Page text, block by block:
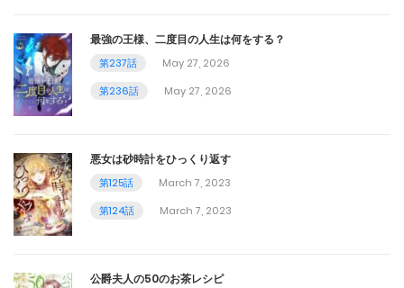
第62話
March 7, 2023
第61話
第60話
March 7, 2023
最強の王様、二度目の人生は何をする？
第237話
May 27, 2026
第236話
May 27, 2026
悪女は砂時計をひっくり返す
第125話
March 7, 2023
第124話
March 7, 2023
公爵夫人の50のお茶レシピ